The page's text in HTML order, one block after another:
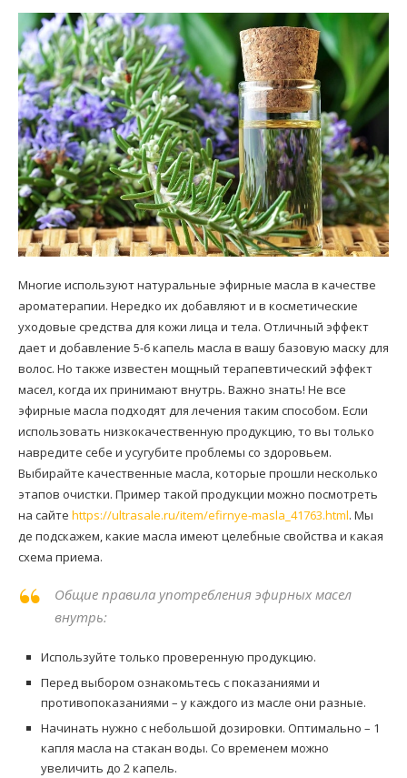
Многие используют натуральные эфирные масла в качестве
ароматерапии. Нередко их добавляют и в косметические
уходовые средства для кожи лица и тела. Отличный эффект
дает и добавление 5-6 капель масла в вашу базовую маску для
волос. Но также известен мощный терапевтический эффект
масел, когда их принимают внутрь. Важно знать! Не все
эфирные масла подходят для лечения таким способом. Если
использовать низкокачественную продукцию, то вы только
навредите себе и усугубите проблемы со здоровьем.
Выбирайте качественные масла, которые прошли несколько
этапов очистки. Пример такой продукции можно посмотреть
на сайте https://ultrasale.ru/item/efirnye-masla_41763.html. Мы
де подскажем, какие масла имеют целебные свойства и какая
схема приема.
Общие правила употребления эфирных масел
внутрь:
Используйте только проверенную продукцию.
Перед выбором ознакомьтесь с показаниями и
противопоказаниями – у каждого из масле они разные.
Начинать нужно с небольшой дозировки. Оптимально – 1
капля масла на стакан воды. Со временем можно
увеличить до 2 капель.